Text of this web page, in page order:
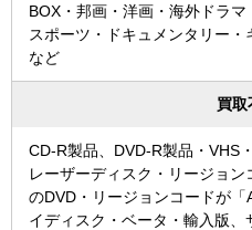
BOX・邦画・洋画・海外ドラ
スポーツ・ドキュメンタリー
など
買取
CD-R製品、DVD-R製品・VHS
レーザーディスク・リージョ
のDVD・リージョンコードが
イディスク・ベータ・輸入版